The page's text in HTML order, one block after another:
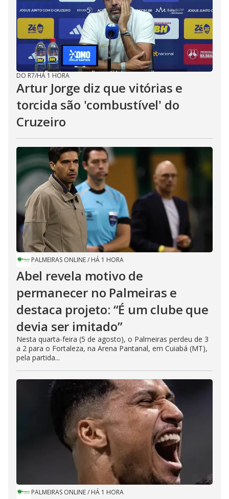
DO R7/HÁ 1 HORA
Artur Jorge diz que vitórias e
torcida são 'combustível' do
Cruzeiro
PALMEIRAS ONLINE/ HÁ 1 HORA
Abel revela motivo de
permanecer no Palmeiras e
destaca projeto: “É um clube que
devia ser imitado”
Nesta quarta-feira (5 de agosto), o Palmeiras perdeu de 3
a 2 para o Fortaleza, na Arena Pantanal, em Cuiabá (MT),
pela partida...
PALMEIRAS ONLINE/ HÁ 1 HORA